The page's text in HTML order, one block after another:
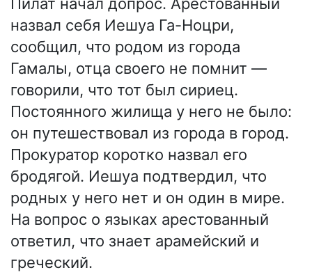
назвал себя Иешуа Га-Ноцри,
сообщил, что родом из города
Гамалы, отца своего не помнит —
говорили, что тот был сириец.
Постоянного жилища у него не было:
он путешествовал из города в город.
Прокуратор коротко назвал его
бродягой. Иешуа подтвердил, что
родных у него нет и он один в мире.
На вопрос о языках арестованный
ответил, что знает арамейский и
греческий.